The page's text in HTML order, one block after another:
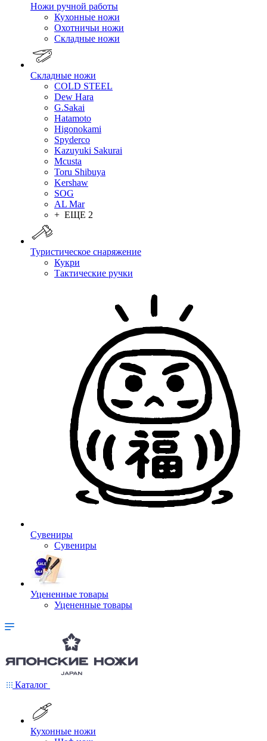
Ножи ручной работы
Кухонные ножи
Охотничьи ножи
Складные ножи
Складные ножи
COLD STEEL
Dew Hara
G.Sakai
Hatamoto
Higonokami
Spyderco
Kazuyuki Sakurai
Mcusta
Toru Shibuya
Kershaw
SOG
AL Mar
+ ЕЩЕ 2
Туристическое снаряжение
Кукри
Тактические ручки
Сувениры
Сувениры
Уцененные товары
Уцененные товары
Каталог
Кухонные ножи